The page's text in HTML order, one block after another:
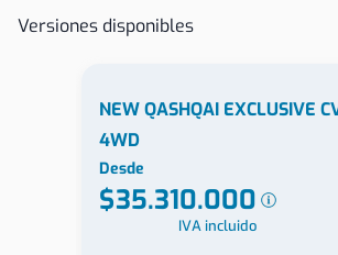
Versiones disponibles
NEW QASHQAI EXCLUSIVE
4WD
Desde
$35.310.000
IVA incluido